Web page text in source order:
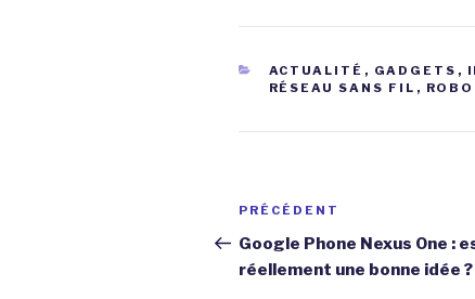
CATÉGORIES
ACTUALITÉ , GADGETS ,
RÉSEAU SANS FIL ,
Navigation
de
l’article
Article
précédent
PRÉCÉDENT
Google Phone Nexus One :
réellement une bonne idée ?